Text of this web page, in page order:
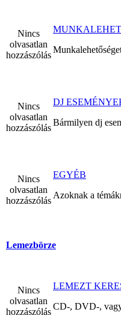
Nincs
olvasatlan
hozzászólás
Nincs
olvasatlan
hozzászólás
DJ
Bármilyen dj
Nincs
olvasatlan
hozzászólás
EGYÉB
Azoknak a
Lemezbörze
Nincs
olvasatlan
hozzászólás
LEMEZT
CD-, DVD-, vagy